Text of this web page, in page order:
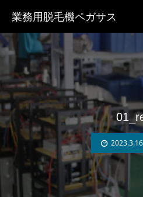
業務用脱毛機ペガサス
2023.3.16